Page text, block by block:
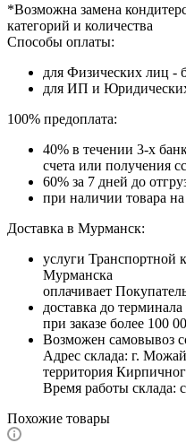
*Возможна замена
категорий и количества
Способы оплаты:
для Физических лиц -
для ИП и
100% предоплата:
40% в течении 3-х
счета или получения
60% за 7 дней до
при наличии товара
Доставка в Мурманск:
услуги Транспортной
Мурманска
оплачивает
доставка до
при заказе более 100
Возможен самовывоз
Адрес склада: г.
территория
Время работы склада:
Похожие товары